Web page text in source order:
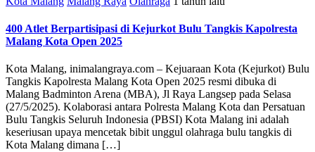
400 Atlet Berpartisipasi di Kejurkot Bulu Tangkis Kapolresta
Malang Kota Open 2025
Kota Malang, inimalangraya.com – Kejuaraan Kota (Kejurkot) Bulu
Tangkis Kapolresta Malang Kota Open 2025 resmi dibuka di
Malang Badminton Arena (MBA), Jl Raya Langsep pada Selasa
(27/5/2025). Kolaborasi antara Polresta Malang Kota dan Persatuan
Bulu Tangkis Seluruh Indonesia (PBSI) Kota Malang ini adalah
keseriusan upaya mencetak bibit unggul olahraga bulu tangkis di
Kota Malang dimana […]